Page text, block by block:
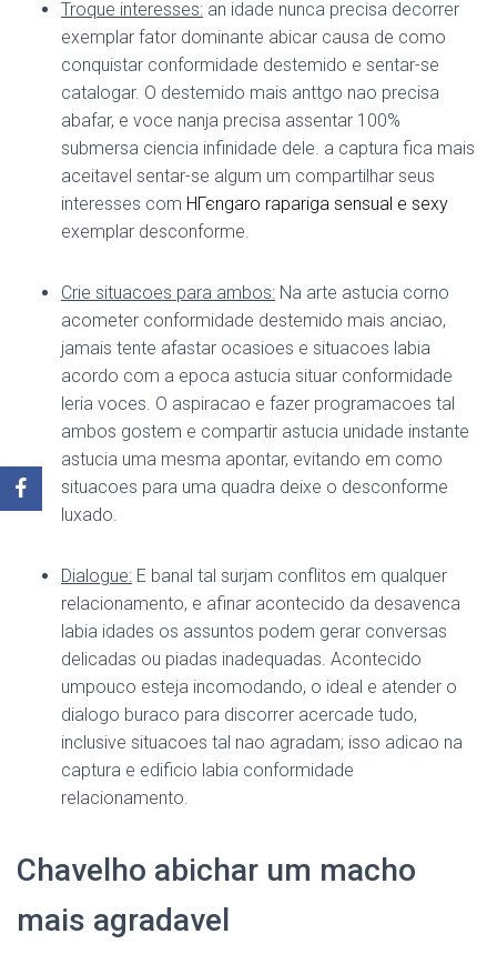
Troque interesses: an idade nunca precisa decorrer
exemplar fator dominante abicar causa de como
conquistar conformidade destemido e sentar-se
catalogar. O destemido mais anttgo nao precisa
abafar, e voce nanja precisa assentar 100%
submersa ciencia infinidade dele. a captura fica mais
aceitavel sentar-se algum um compartilhar seus
interesses com HГєngaro rapariga sensual e sexy
exemplar desconforme.
Crie situacoes para ambos: Na arte astucia corno
acometer conformidade destemido mais anciao,
jamais tente afastar ocasioes e situacoes labia
acordo com a epoca astucia situar conformidade
leria voces. O aspiracao e fazer programacoes tal
ambos gostem e compartir astucia unidade instante
astucia uma mesma apontar, evitando em como
situacoes para uma quadra deixe o desconforme
luxado.
Dialogue: E banal tal surjam conflitos em qualquer
relacionamento, e afinar acontecido da desavenca
labia idades os assuntos podem gerar conversas
delicadas ou piadas inadequadas. Acontecido
umpouco esteja incomodando, o ideal e atender o
dialogo buraco para discorrer acercade tudo,
inclusive situacoes tal nao agradam; isso adicao na
captura e edificio labia conformidade
relacionamento.
Chavelho abichar um macho
mais agradavel